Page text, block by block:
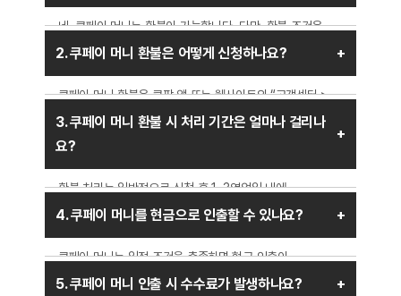
네, 쿠페이 머니는 환불이 가능합니다. 다만, 환불 조건은
결제 방식과 사용 내역에 따라 다를 수 있습니다. 충전한
있으므로 쿠팡 고객센터에서 확인하는 것이 좋습니다.
2. 쿠페이 머니 환불은 어떻게 신청하나요?
쿠페이 머니 환불은 쿠팡 앱 또는 웹사이트의 “고객센터 >
결제 및 환불” 메뉴에서 신청할 수 있습니다. 환불을 원하는
3. 쿠페이 머니 환불 시 처리 기간은 얼마나 걸리나
요?
환불 처리는 일반적으로 신청 후 1~3영업일 내에
완료됩니다. 다만, 신용카드 또는 은행 계좌로 환불되는 경우
있습니다.
4. 쿠페이 머니를 현금으로 인출할 수 있나요?
쿠페이 머니는 일정 조건을 충족하면 현금 인출이
가능합니다. 본인 명의의 계좌와 연동되어 있어야 하며, 일부
5. 쿠페이 머니 인출 시 수수료가 발생하나요?